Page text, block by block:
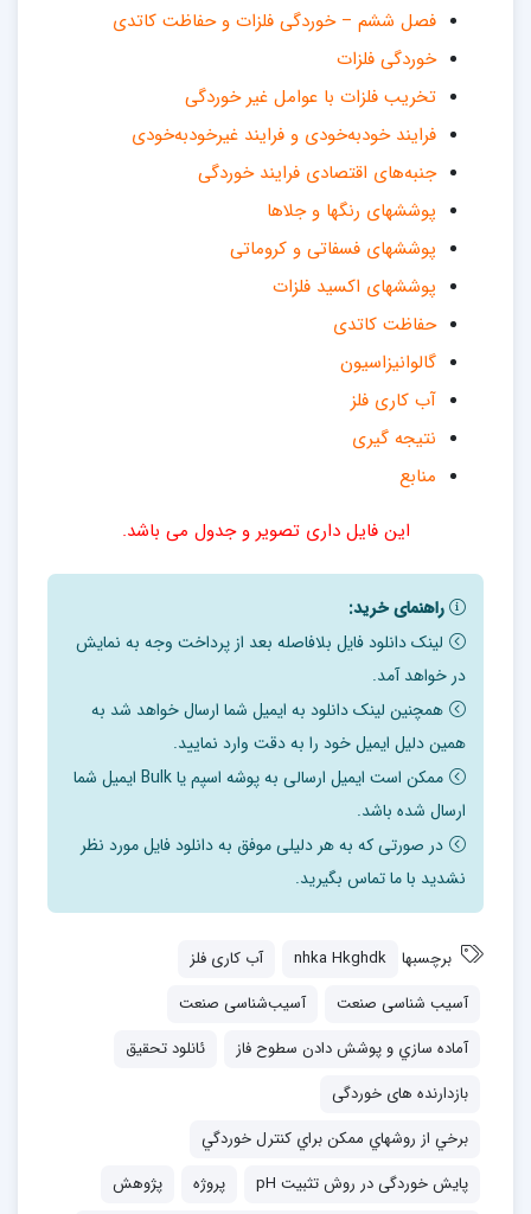
فصل ششم – خوردگی فلزات و حفاظت کاتدی
خوردگی فلزات
تخریب فلزات با عوامل غیر خوردگی
فرایند خودبه‌خودی و فرایند غیرخودبه‌خودی
جنبه‌های اقتصادی فرایند خوردگی
پوششهای رنگها و جلاها
پوششهای فسفاتی و کروماتی
پوششهای اکسید فلزات
حفاظت کاتدی
گالوانیزاسیون
آب کاری فلز
نتیجه گیری
منابع
این فایل داری تصویر و جدول می باشد.
راهنمای خرید:
لینک دانلود فایل بلافاصله بعد از پرداخت وجه به نمایش
در خواهد آمد.
همچنین لینک دانلود به ایمیل شما ارسال خواهد شد به
همین دلیل ایمیل خود را به دقت وارد نمایید.
ممکن است ایمیل ارسالی به پوشه اسپم یا Bulk ایمیل شما
ارسال شده باشد.
در صورتی که به هر دلیلی موفق به دانلود فایل مورد نظر
نشدید با ما تماس بگیرید.
برچسبها nhka Hkghdk
آب کاری فلز
آسیب‌ شناسی صنعت
آسیب‌شناسی صنعت
آماده سازي و پوشش دادن سطوح فاز
ئانلود تحقیق
بازدارنده های خوردگی
برخي از روشهاي ممكن براي كنترل خوردگي
پایش خوردگی در روش تثبیت pH
پروژه
پژوهش